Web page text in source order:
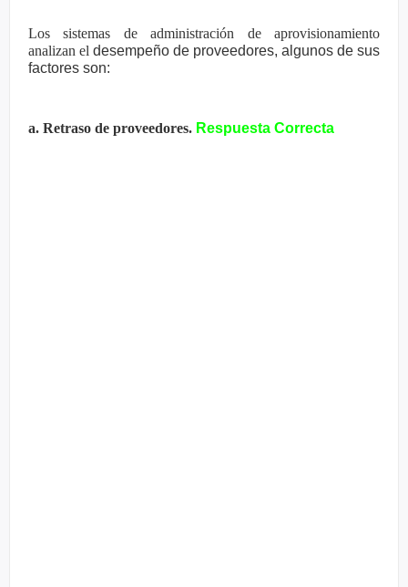
Los sistemas de administración de aprovisionamiento
analizan el desempeño de proveedores, algunos de sus
factores son:
a. Retraso de proveedores. Respuesta Correcta